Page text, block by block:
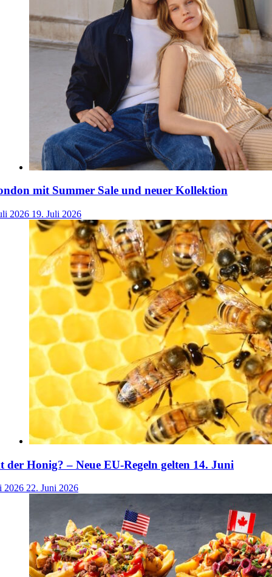
mit Summer Sale und neuer Kollektion
2026 19. Juli 2026
der Honig? – Neue EU-Regeln gelten 14. Juni
2026 22. Juni 2026